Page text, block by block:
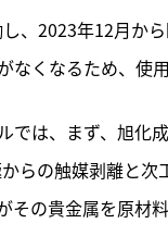
、2023年12月か
くなるため、使
は、まず、旭化
らの触媒剥離と
その貴金属を原